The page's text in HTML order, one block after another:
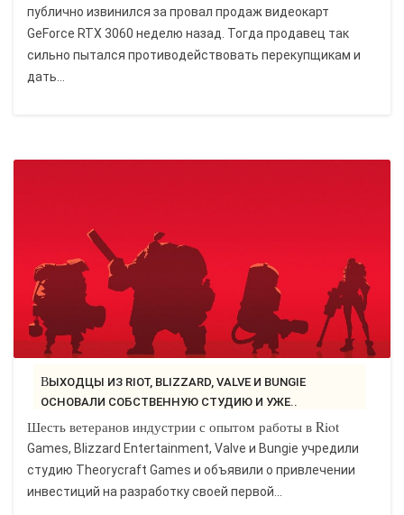
публично извинился за провал продаж видеокарт
GeForce RTX 3060 неделю назад. Тогда продавец так
сильно пытался противодействовать перекупщикам и
дать...
ВЫХОДЦЫ ИЗ RIOT, BLIZZARD, VALVE И BUNGIE
ОСНОВАЛИ СОБСТВЕННУЮ СТУДИЮ И УЖЕ..
Шесть ветеранов индустрии с опытом работы в Riot
Games, Blizzard Entertainment, Valve и Bungie учредили
студию Theorycraft Games и объявили о привлечении
инвестиций на разработку своей первой...